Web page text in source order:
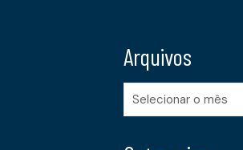
Arquivos
Arquivos